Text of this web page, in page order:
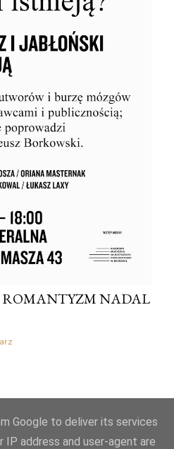
ROMANTYZM NADAL
Google to deliver its services
IP address and user-agent are